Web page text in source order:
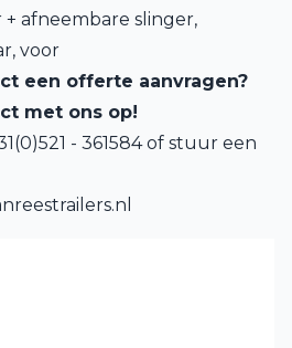
afneembare slinger,
voor
een offerte aanvragen?
met ons op!
- 361584 of stuur een